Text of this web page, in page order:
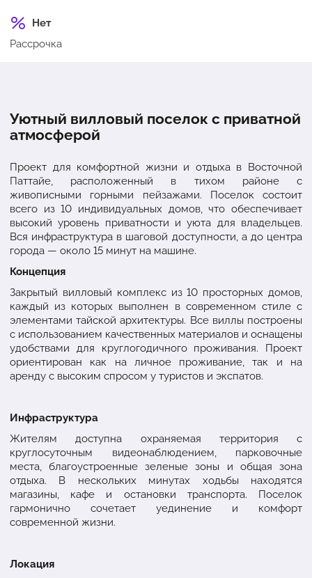
Нет
Рассрочка
Уютный вилловый поселок с приватной
атмосферой
Проект для комфортной жизни и отдыха в Восточной
Паттайе, расположенный в тихом районе с
живописными горными пейзажами. Поселок состоит
всего из 10 индивидуальных домов, что обеспечивает
высокий уровень приватности и уюта для владельцев.
Вся инфраструктура в шаговой доступности, а до центра
города — около 15 минут на машине.
Концепция
Закрытый вилловый комплекс из 10 просторных домов,
каждый из которых выполнен в современном стиле с
элементами тайской архитектуры. Все виллы построены
с использованием качественных материалов и оснащены
удобствами для круглогодичного проживания. Проект
ориентирован как на личное проживание, так и на
аренду с высоким спросом у туристов и экспатов.
Инфраструктура
Жителям доступна охраняемая территория с
круглосуточным видеонаблюдением, парковочные
места, благоустроенные зеленые зоны и общая зона
отдыха. В нескольких минутах ходьбы находятся
магазины, кафе и остановки транспорта. Поселок
гармонично сочетает уединение и комфорт
современной жизни.
Локация